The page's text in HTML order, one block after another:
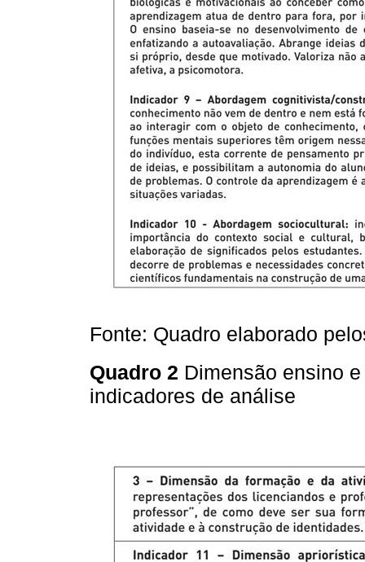
Fonte: Quadro elaborado
Quadro 2 Dimensão ensino
indicadores de análise